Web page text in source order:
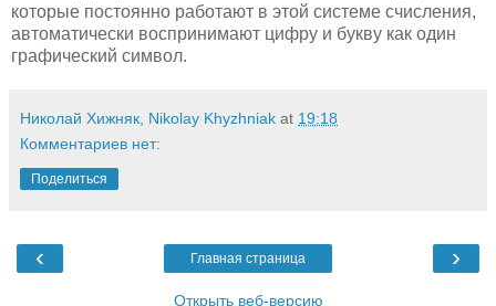
которые постоянно работают в этой системе счисления,
автоматически воспринимают цифру и букву как один
графический символ.
Николай Хижняк, Nikolay Khyzhniak at 19:18
Комментариев нет:
Поделиться
‹ ›
Главная страница
Открыть веб-версию